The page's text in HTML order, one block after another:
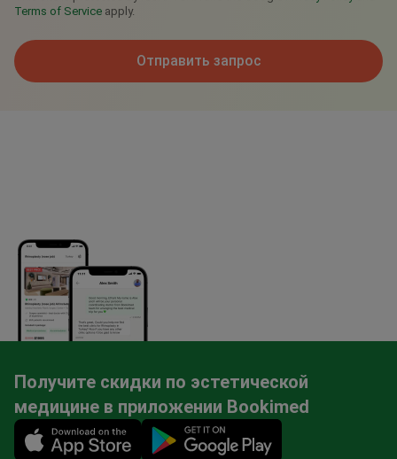
Terms of Service apply.
Отправить запрос
Получите скидки по эстетической
медицине в приложении Bookimed
Mobile app illustration